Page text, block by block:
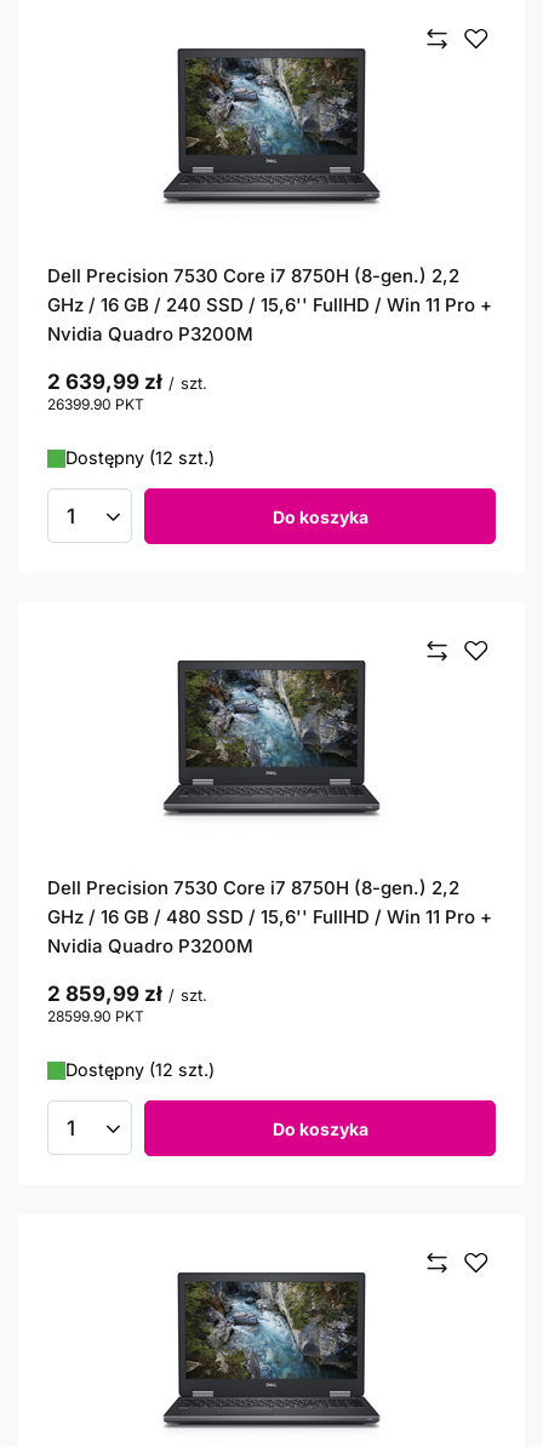
Dell Precision 7530 Core i7 8750H (8-gen.) 2,2
GHz / 16 GB / 240 SSD / 15,6'' FullHD / Win 11 Pro +
Nvidia Quadro P3200M
2 639,99 zł / szt.
26399.90 PKT
Dostępny (12 szt.)
Ilość produktów Do koszyka
Dell Precision 7530 Core i7 8750H (8-gen.) 2,2
GHz / 16 GB / 480 SSD / 15,6'' FullHD / Win 11 Pro +
Nvidia Quadro P3200M
2 859,99 zł / szt.
28599.90 PKT
Dostępny (12 szt.)
Ilość produktów Do koszyka